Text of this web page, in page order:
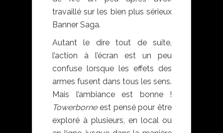
travaillé sur les bien plus sérieux
Banner Saga.
Autant le dire tout de suite,
l’action à l’écran est un peu
confuse lorsque les effets des
armes fusent dans tous les sens.
Mais l’ambiance est bonne !
Towerborneest pensé pour être
exploré à plusieurs, en local ou